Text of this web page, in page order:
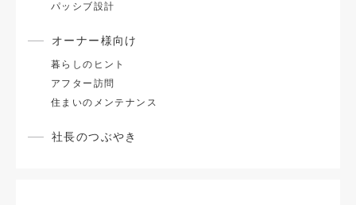
パッシブ設計
オーナー様向け
暮らしのヒント
アフター訪問
住まいのメンテナンス
社長のつぶやき